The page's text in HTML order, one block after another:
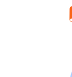
ข้ามไปยังเนื้อหาหลัก